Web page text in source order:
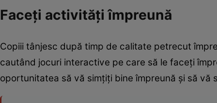
Faceţi activităţi împreună
Copiii tânjesc după timp de calitate petrecut
cautând jocuri interactive pe care să le faceţi
oportunitatea să vă simţiţi bine împreună şi să